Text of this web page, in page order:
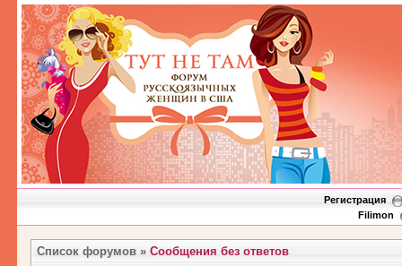
Регистрация
Filimon
Список форумов » Сообщения без ответов